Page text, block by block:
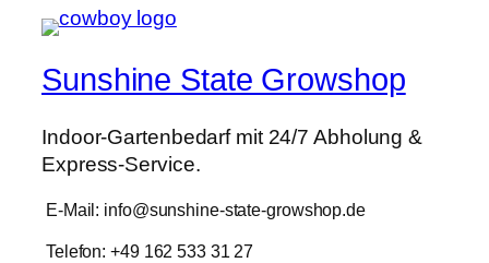
Sunshine State Growshop
Indoor-Gartenbedarf mit 24/7 Abholung &
Express-Service.
E-Mail: info@sunshine-state-growshop.de
Telefon: +49 162 533 31 27